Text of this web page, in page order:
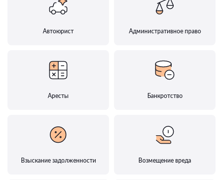
Автоюрист Административное право
Аресты Банкротство
Взыскание задолженности Возмещение вреда